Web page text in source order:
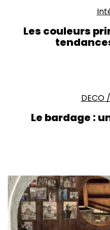
Les couleurs
DECO/
Le bardage :